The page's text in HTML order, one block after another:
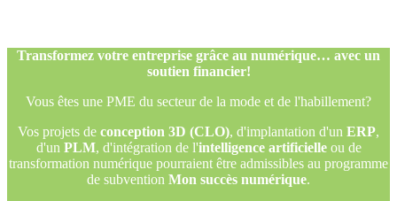
Transformez votre entreprise grâce au numérique… avec un
soutien financier!
Vous êtes une PME du secteur de la mode et de l'habillement?
Vos projets de conception 3D (CLO), d'implantation d'un ERP,
d'un PLM, d'intégration de l'intelligence artificielleou de
transformation numérique pourraient être admissibles au programme
de subvention Mon succès numérique.